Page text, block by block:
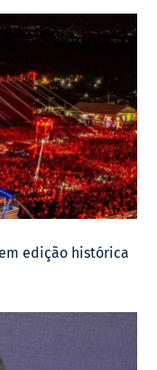
edição histórica